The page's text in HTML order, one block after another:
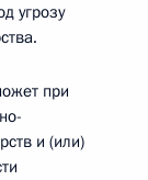
угрозу
при
и (или)